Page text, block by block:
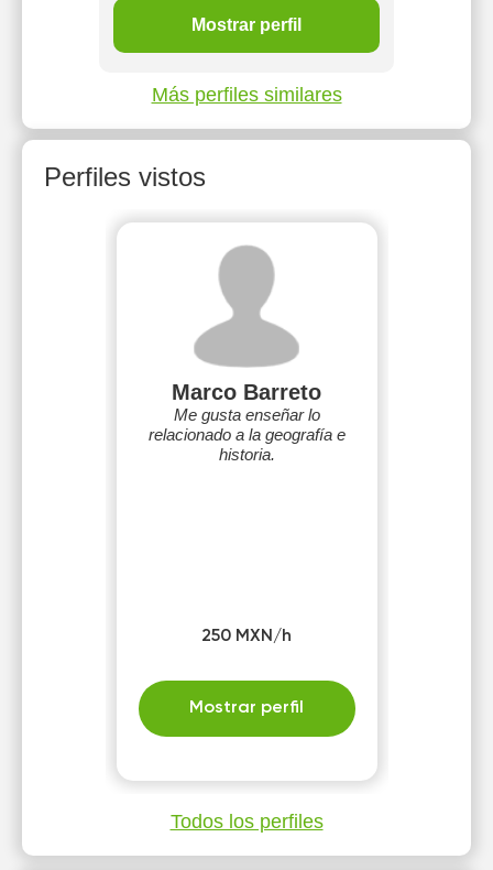
Mostrar perfil
Más perfiles similares
Perfiles vistos
Marco Barreto
Me gusta enseñar lo
relacionado a la geografía e
historia.
250 MXN/h
Mostrar perfil
Todos los perfiles